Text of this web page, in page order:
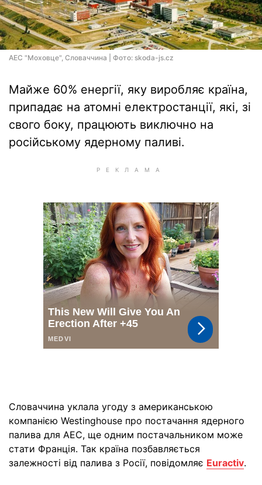
АЕС "Моховце", Словаччина | Фото: skoda-js.cz
Майже 60% енергії, яку виробляє країна,
припадає на атомні електростанції, які, зі
свого боку, працюють виключно на
російському ядерному паливі.
Словаччина уклала угоду з американською
компанією Westinghouse про постачання ядерного
палива для АЕС, ще одним постачальником може
стати Франція. Так країна позбавляється
залежності від палива з Росії, повідомляє Euractiv.